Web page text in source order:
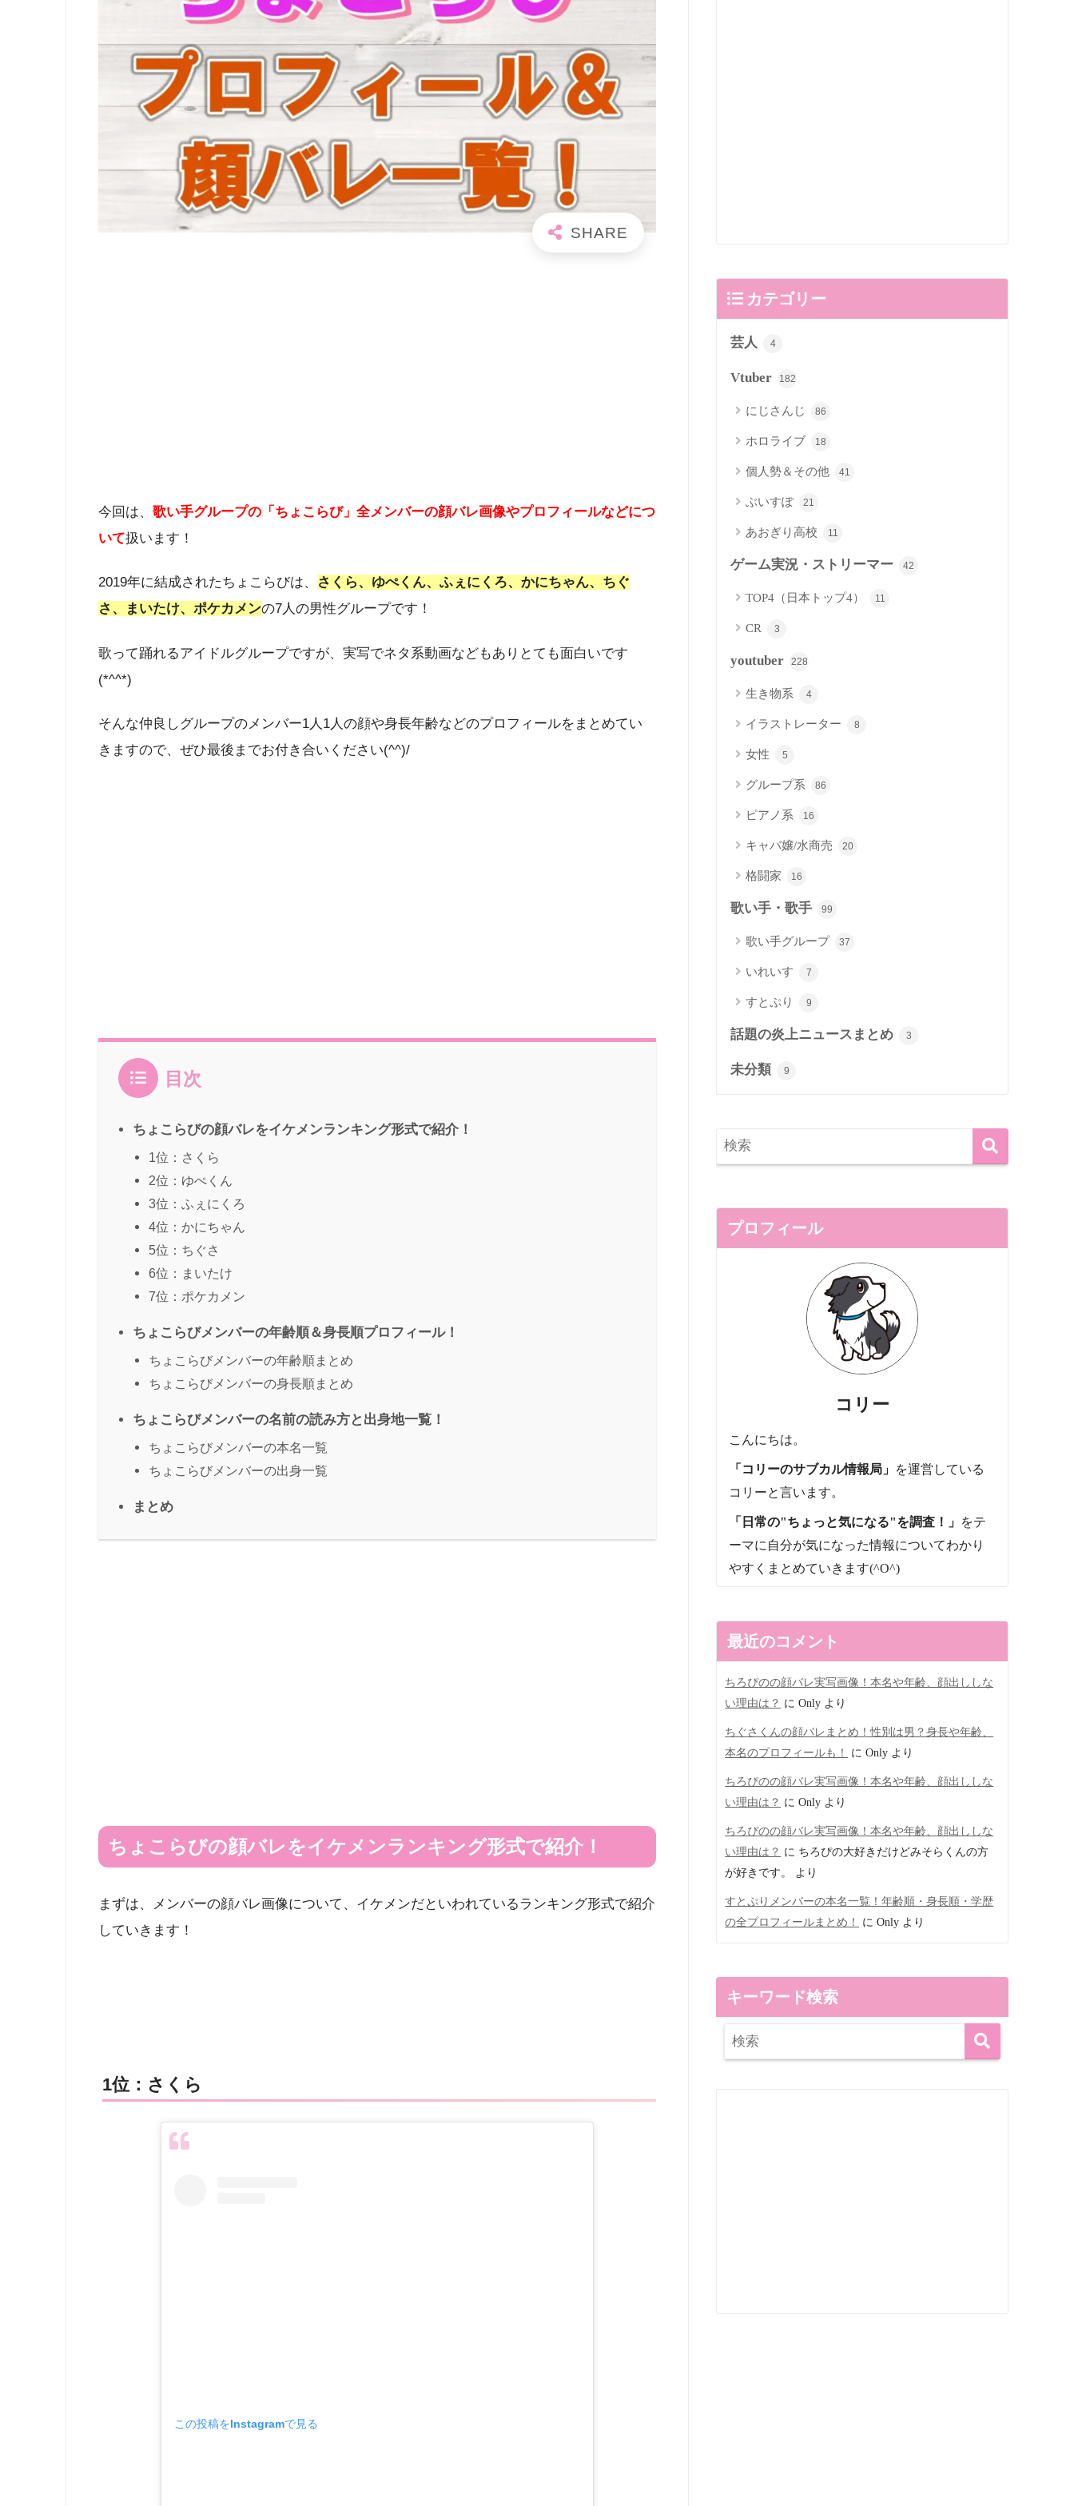
今回は、 歌い手グループの「ちょこらび」全メンバーの顔バレ画像やプロフィールなどにつ
いて扱います！
2019年に結成されたちょこらびは、
さくら、ゆぺくん、ふぇにくろ、かにちゃん、ちぐ
さ、まいたけ、ポケカメンの7人の男性グループです！
歌って踊れるアイドルグループですが、実写でネタ系動画などもありとても面白いです
(*^^*)
そんな仲良しグループのメンバー1人1人の顔や身長年齢などのプロフィールをまとめてい
きますので、ぜひ最後までお付き合いください(^^)/
目次
ちょこらびの顔バレをイケメンランキング形式で紹介！
1位：さくら
2位：ゆぺくん
3位：ふぇにくろ
4位：かにちゃん
5位：ちぐさ
6位：まいたけ
7位：ポケカメン
ちょこらびメンバーの年齢順＆身長順プロフィール！
ちょこらびメンバーの年齢順まとめ
ちょこらびメンバーの身長順まとめ
ちょこらびメンバーの名前の読み方と出身地一覧！
ちょこらびメンバーの本名一覧
ちょこらびメンバーの出身一覧
まとめ
ちょこらびの顔バレをイケメンランキング形式で紹介！
まずは、メンバーの顔バレ画像について、イケメンだといわれているランキング形式で紹介
していきます！
1位：さくら
この投稿をInstagramで見る
カテゴリー
芸人 4
Vtuber 182
にじさんじ 86
ホロライブ 18
個人勢＆その他 41
ぶいすぽ 21
あおぎり高校 11
ゲーム実況・ストリーマー 42
TOP4（日本トップ4） 11
CR 3
youtuber 228
生き物系 4
イラストレーター 8
女性 5
グループ系 86
ピアノ系 16
キャバ嬢/水商売 20
格闘家 16
歌い手・歌手 99
歌い手グループ 37
いれいす 7
すとぷり 9
話題の炎上ニュースまとめ 3
未分類 9
プロフィール
コリー
こんにちは。
「コリーのサブカル情報局」 を運営している
コリーと言います。
「日常の"ちょっと気になる"を調査！」 をテ
ーマに自分が気になった情報についてわかり
やすくまとめていきます(^O^)
最近のコメント
ちろぴのの顔バレ実写画像！本名や年齢、顔出ししな
い理由は？ にOnly より
ちぐさくんの顔バレまとめ！性別は男？身長や年齢、
本名のプロフィールも！
にOnly より
ちろぴのの顔バレ実写画像！本名や年齢、顔出ししな
い理由は？ にOnly より
ちろぴのの顔バレ実写画像！本名や年齢、顔出ししな
い理由は？ に ちろぴの大好きだけどみそらくんの方
が好きです。
より
すとぷりメンバーの本名一覧！年齢順・身長順・学歴
の全プロフィールまとめ！
にOnly より
キーワード検索